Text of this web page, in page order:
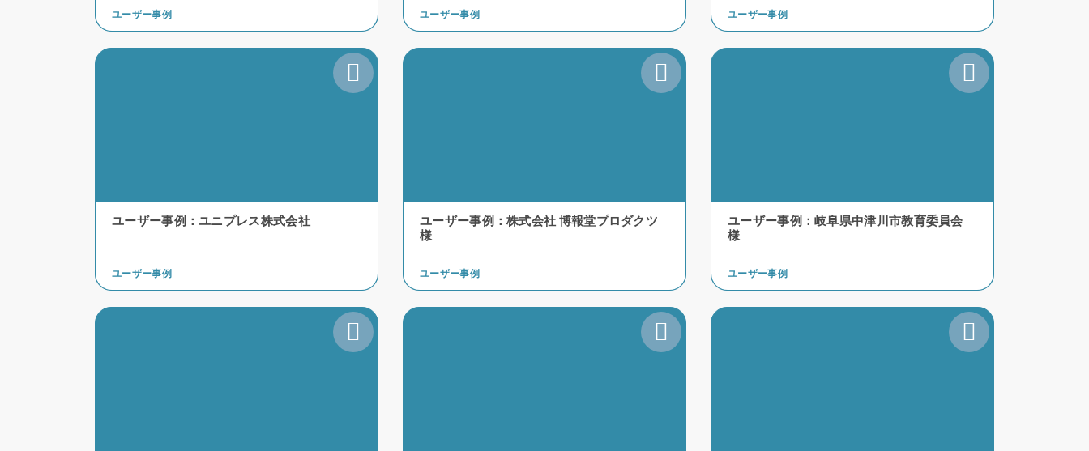
ユーザー事例 ユーザー事例 ユーザー事例
ユーザー事例：ユニプレス株式会社
ユーザー事例
ユーザー事例：株式会社 博報堂プロダクツ
様
ユーザー事例
ユーザー事例：岐阜県中津川市教育委員会
様
ユーザー事例